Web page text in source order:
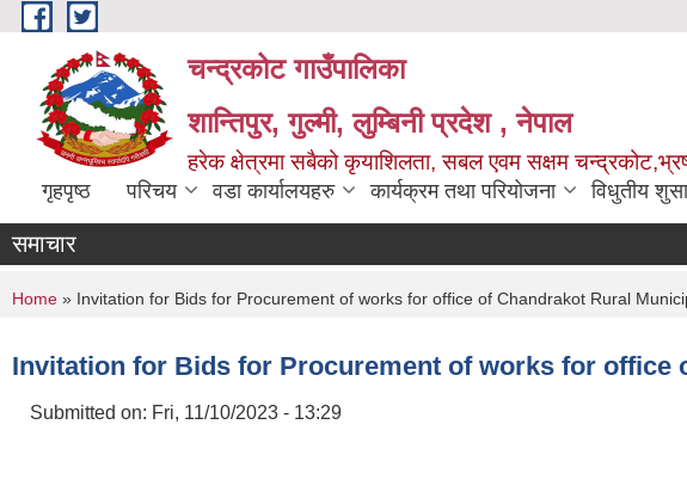
Skip to main content
चन्द्रकोट गाउँपालिका
शान्तिपुर, गुल्मी, लुम्बिनी प्रदेश , नेपाल
हरेक क्षेत्रमा सबैको कृयाशिलता, सबल एवम सक्षम
गृहपृष्ठ परिचय वडा कार्यालयहरु कार्यक्रम तथा परियोजना विधुतीय
समाचार
You are here
Home » Invitation for Bids for Procurement of works for office of Chandrakot Rural
Invitation for Bids for Procurement of works for office
Submitted on: Fri, 11/10/2023 - 13:29